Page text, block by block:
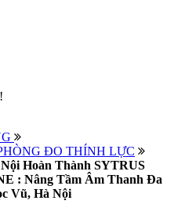
ĐO THÍNH LỰC
Hoàn Thành SYTRUS
: Nâng Tầm Âm Thanh Đa
Vũ, Hà Nội